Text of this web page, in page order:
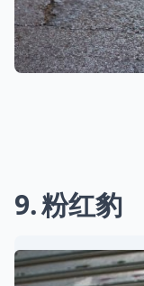
9 粉红豹